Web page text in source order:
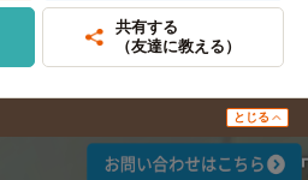
共有する
（友達に教える）
とじる